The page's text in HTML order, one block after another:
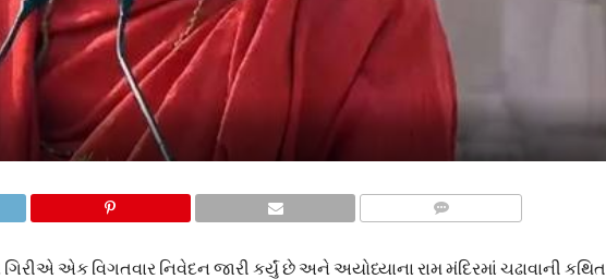
ગિરીએ એક વિગતવાર નિવેદન જારી કર્યું છે અને અયોધ્યાના રામ મંદિરમાં ચઢાવાની કથિત